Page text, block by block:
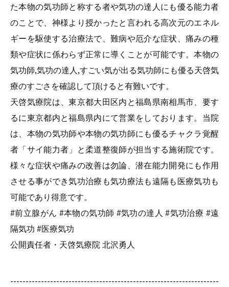
た本物の気功師と称する者や気功の達人にも優る能力者
のことで、神様より授かったと言われる高次元のエネル
ギーを駆使する治療法で、難病や厄介な症状、痛みの種
類や症状に係わらず正常に導くことが可能です。本物の
気功師,気功の達人,すごい気が出る気功師にも優る天啓気
療のすごさを確認して頂けると有難いです。
天啓気療院は、東京都大田区内と福島県南相馬市、要す
るに東京都内と福島県内にて営業をしております。当院
は、本物の気功師や本物の気功師にも優るチャクラ覚醒
者「サイ能力者」と柔道整復師が担当する施術院です。
様々な症状や痛みの改善は勿論、潜在能力開発にも作用
させる事ができ気功治療も気功療法も遠隔も医療気功も
可能であり得意です。
#前立腺がん #本物の気功師 #気功の達人 #気功治療 #遠
隔気功 #医療気功
公開責任者・天啓気療院 北沢勇人
--------------------------------------------------------------------